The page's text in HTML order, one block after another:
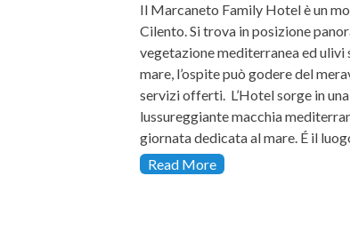
Il Marcaneto Family Hotel è un
Cilento. Si trova in posizione
vegetazione mediterranea ed ulivi
mare, l’ospite può godere del
servizi offerti. L’Hotel sorge in
lussureggiante macchia
giornata dedicata al mare. É il
Read More